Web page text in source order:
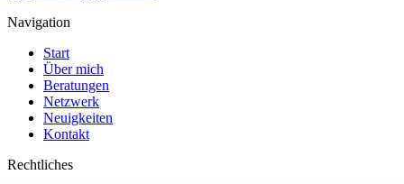
Navigation
Start
Über mich
Beratungen
Netzwerk
Neuigkeiten
Kontakt
Rechtliches